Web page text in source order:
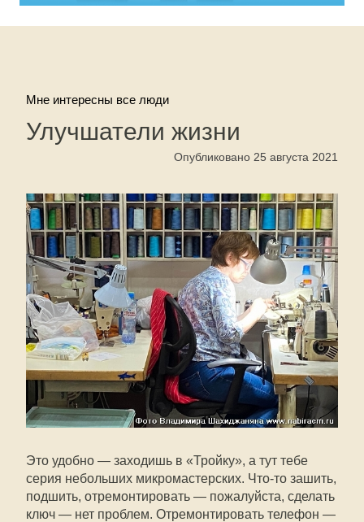
Мне интересны все люди
Улучшатели жизни
Опубликовано 25 августа 2021
Это удобно — заходишь в «Тройку», а тут тебе
серия небольших микромастерских. Что-то зашить,
подшить, отремонтировать — пожалуйста, сделать
ключ — нет проблем. Отремонтировать телефон —